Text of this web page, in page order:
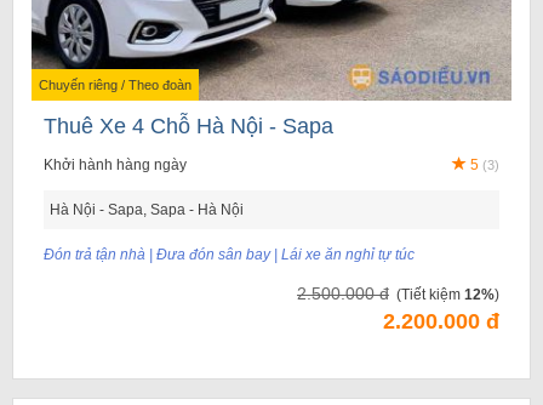
Chuyến riêng / Theo đoàn
Thuê Xe 4 Chỗ Hà Nội - Sapa
Khởi hành hàng ngày 5 (3)
Hà Nội - Sapa, Sapa - Hà Nội
Đón trả tận nhà | Đưa đón sân bay | Lái xe ăn nghỉ tự túc
2.500.000 đ (Tiết kiệm 12%)
2.200.000 đ